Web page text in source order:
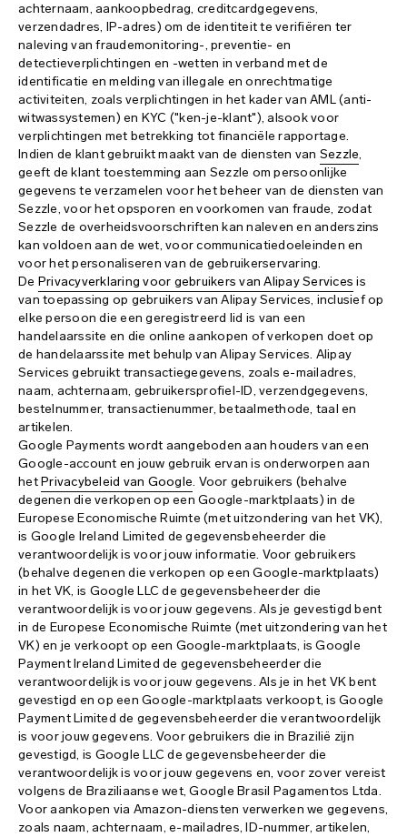
achternaam, aankoopbedrag, creditcardgegevens,
verzendadres, IP-adres) om de identiteit te verifiëren ter
naleving van fraudemonitoring-, preventie- en
detectieverplichtingen en -wetten in verband met de
identificatie en melding van illegale en onrechtmatige
activiteiten, zoals verplichtingen in het kader van AML (anti-
witwassystemen) en KYC ("ken-je-klant"), alsook voor
verplichtingen met betrekking tot financiële rapportage.
Indien de klant gebruikt maakt van de diensten van Sezzle,
geeft de klant toestemming aan Sezzle om persoonlijke
gegevens te verzamelen voor het beheer van de diensten van
Sezzle, voor het opsporen en voorkomen van fraude, zodat
Sezzle de overheidsvoorschriften kan naleven en anderszins
kan voldoen aan de wet, voor communicatiedoeleinden en
voor het personaliseren van de gebruikerservaring.
De Privacyverklaring voor gebruikers van Alipay Services is
van toepassing op gebruikers van Alipay Services, inclusief op
elke persoon die een geregistreerd lid is van een
handelaarssite en die online aankopen of verkopen doet op
de handelaarssite met behulp van Alipay Services. Alipay
Services gebruikt transactiegegevens, zoals e-mailadres,
naam, achternaam, gebruikersprofiel-ID, verzendgegevens,
bestelnummer, transactienummer, betaalmethode, taal en
artikelen.
Google Payments wordt aangeboden aan houders van een
Google-account en jouw gebruik ervan is onderworpen aan
hetPrivacybeleid van Google. Voor gebruikers (behalve
degenen die verkopen op een Google-marktplaats) in de
Europese Economische Ruimte (met uitzondering van het VK),
is Google Ireland Limited de gegevensbeheerder die
verantwoordelijk is voor jouw informatie. Voor gebruikers
(behalve degenen die verkopen op een Google-marktplaats)
in het VK, is Google LLC de gegevensbeheerder die
verantwoordelijk is voor jouw gegevens. Als je gevestigd bent
in de Europese Economische Ruimte (met uitzondering van het
VK) en je verkoopt op een Google-marktplaats, is Google
Payment Ireland Limited de gegevensbeheerder die
verantwoordelijk is voor jouw gegevens. Als je in het VK bent
gevestigd en op een Google-marktplaats verkoopt, is Google
Payment Limited de gegevensbeheerder die verantwoordelijk
is voor jouw gegevens. Voor gebruikers die in Brazilië zijn
gevestigd, is Google LLC de gegevensbeheerder die
verantwoordelijk is voor jouw gegevens en, voor zover vereist
volgens de Braziliaanse wet, Google Brasil Pagamentos Ltda.
Voor aankopen via Amazon-diensten verwerken we gegevens,
zoals naam, achternaam, e-mailadres, ID-nummer, artikelen,